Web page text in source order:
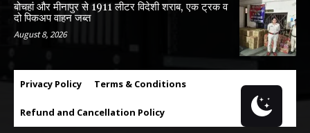
बोचहां और मीनापुर से 1911 लीटर विदेशी शराब, एक ट्रक व
दो पिकअप वाहन जब्त
August 8, 2026
Privacy Policy Terms & Conditions
Refund and Cancellation Policy